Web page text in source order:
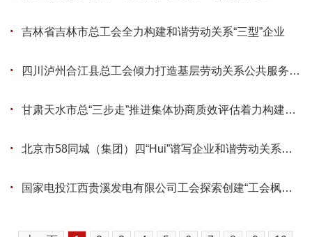
· 吉林省吉林市总工会全力构建和谐劳动关系“三型”企业
· 四川泸州合江县总工会倾力打造基层劳动关系公共服务驿站 助力园区经济高质量发展
· 甘肃天水市总“三步走”推进集体协商质效评估着力构建企业劳动关系和谐之基
· 北京市58同城（集团）四“Hui”谱写企业和谐劳动关系崭新篇章
· 国家电投江西贵溪发电有限公司工会探索创建“工会枫桥·三师一室” 构建和谐劳动关系